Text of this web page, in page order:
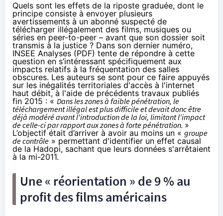
Quels sont les effets de la riposte graduée, dont le
principe consiste à envoyer plusieurs
avertissements à un abonné suspecté de
télécharger illégalement des films, musiques ou
séries en peer-to-peer – avant que son dossier soit
transmis à la justice ? Dans son dernier numéro,
INSEE Analyses (PDF) tente de répondre à cette
question en s’intéressant spécifiquement aux
impacts relatifs à la fréquentation des salles
obscures. Les auteurs se sont pour ce faire appuyés
sur les inégalités territoriales d'accès à l'internet
haut débit, à l'aide de précédents travaux publiés
fin 2015 : « Dans les zones à faible pénétration, le
téléchargement illégal est plus difficile et devait donc être
déjà modéré avant l'introduction de la loi, limitant l'impact
de celle-ci par rapport aux zones à forte pénétration. »
L’objectif était d’arriver à avoir au moins un « groupe
de contrôle » permettant d'identifier un effet causal
de la Hadopi, sachant que leurs données s'arrêtaient
à la mi-2011.
Une « réorientation » de 9 % au
profit des films américains